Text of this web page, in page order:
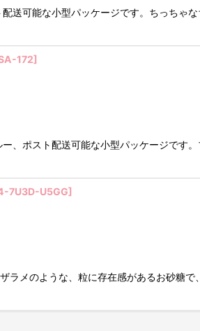
送可能な小型パッケージです。ちっち
172]
、ポスト配送可能な小型パッケージで
7U3D-U5GG]
ラメのような、粒に存在感があるお砂糖